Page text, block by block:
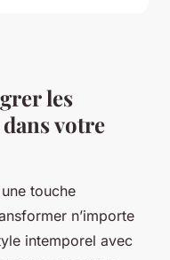
les
votre
touche
n’importe
intemporel avec